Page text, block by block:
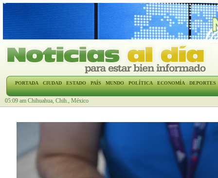
PORTADA CIUDAD ESTADO PAÍS MUNDO POLÍTICA ECONOMÍA DEPORTES
05:09 am Chihuahua, Chih., México